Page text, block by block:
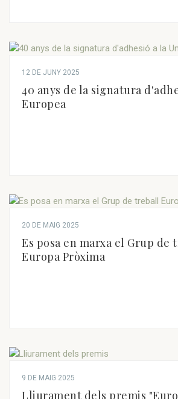
12 DE JUNY 2025
40 anys de la signatura
Europea
20 DE MAIG 2025
Es posa en marxa el Grup de
Europa Pròxima
9 DE MAIG 2025
Lliurament dels premis